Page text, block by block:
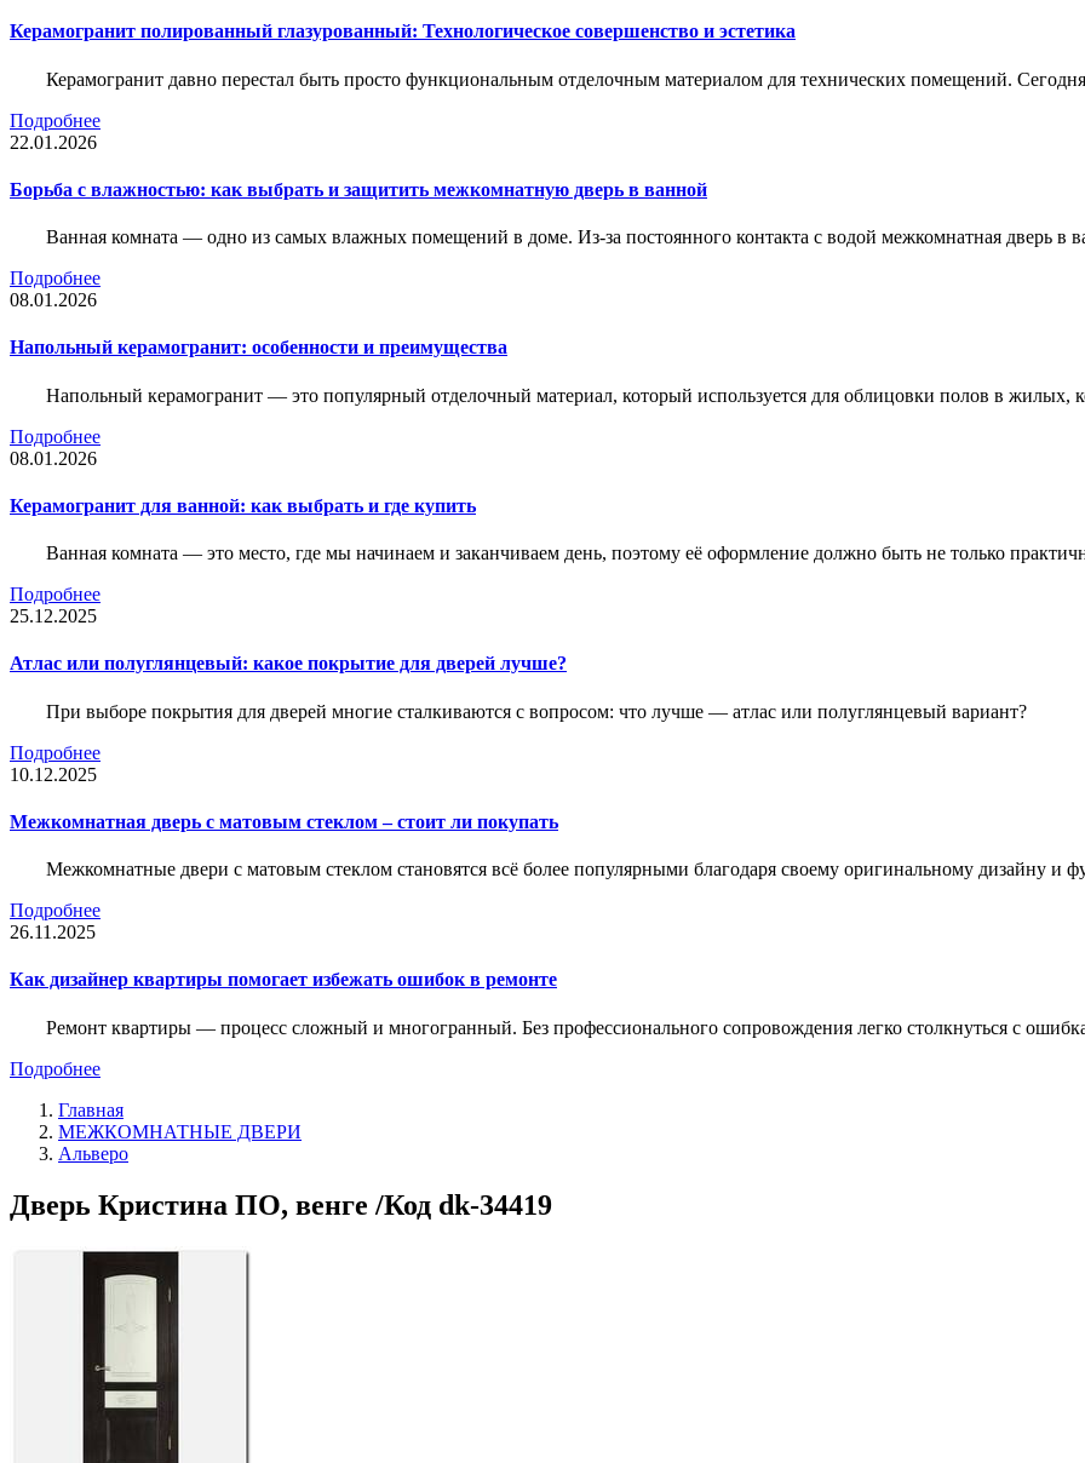
Керамогранит полированный глазурованный: Технологическое совершенство и эстетика
Керамогранит давно перестал быть просто функциональным отделочным материалом для технических помещений.
Подробнее
22.01.2026
Борьба с влажностью: как выбрать и защитить межкомнатную дверь в ванной
Ванная комната — одно из самых влажных помещений в доме. Из-за постоянного контакта с водой межкомнатная дверь в
Подробнее
08.01.2026
Напольный керамогранит: особенности и преимущества
Напольный керамогранит — это популярный отделочный материал, который используется для облицовки полов в
Подробнее
08.01.2026
Керамогранит для ванной: как выбрать и где купить
Ванная комната — это место, где мы начинаем и заканчиваем день, поэтому её оформление должно быть не только
Подробнее
25.12.2025
Атлас или полуглянцевый: какое покрытие для дверей лучше?
При выборе покрытия для дверей многие сталкиваются с вопросом: что лучше — атлас или полуглянцевый вариант?
Подробнее
10.12.2025
Межкомнатная дверь с матовым стеклом – стоит ли покупать
Межкомнатные двери с матовым стеклом становятся всё более популярными благодаря своему оригинальному дизайну и
Подробнее
26.11.2025
Как дизайнер квартиры помогает избежать ошибок в ремонте
Ремонт квартиры — процесс сложный и многогранный. Без профессионального сопровождения легко столкнуться с
Подробнее
Главная
МЕЖКОМНАТНЫЕ ДВЕРИ
Альверо
Дверь Кристина ПО, венге /Код dk-34419